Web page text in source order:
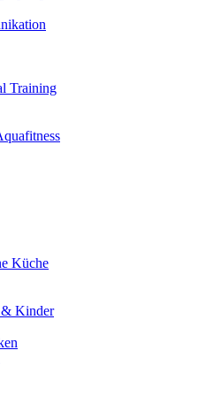
Training
Küche
Kinder